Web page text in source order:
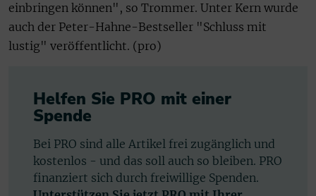
einbringen können", so Trommer. Unter Kern wurde
auch der Peter-Hahne-Bestseller "Schluss mit
lustig" veröffentlicht. (pro)
Helfen Sie PRO mit einer
Spende
Bei PRO sind alle Artikel frei zugänglich und
kostenlos - und das soll auch so bleiben. PRO
finanziert sich durch freiwillige Spenden.